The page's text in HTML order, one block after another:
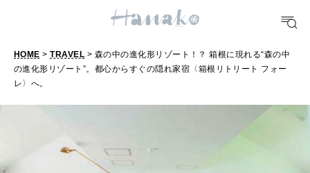
おいしい
HOME >TRAVEL > 森の中の進化形リゾート！？ 箱根に現れる“森の中
の進化形リゾート”。都心からすぐの隠れ家宿〈箱根リトリート フォー
レ〉へ。